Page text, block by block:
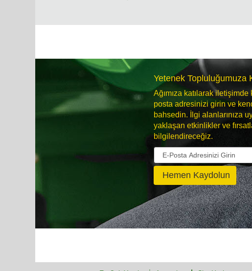
Yetenek Topluluğumuza
Ağımıza katılarak iletişimde
posta adresinizi girin ve
bahsedin. İlgi alanlarınıza
yaklaşan etkinlikler ve
bilgilendireceğiz.